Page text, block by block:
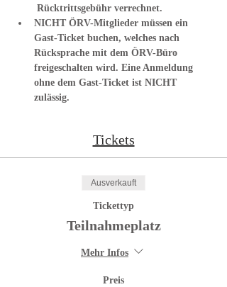
Rücktrittsgebühr verrechnet.
NICHT ÖRV-Mitglieder müssen ein
Gast-Ticket buchen, welches nach
Rücksprache mit dem ÖRV-Büro
freigeschalten wird. Eine Anmeldung
ohne dem Gast-Ticket ist NICHT
zulässig.
Tickets
Ausverkauft
Tickettyp
Teilnahmeplatz
Mehr Infos
Preis